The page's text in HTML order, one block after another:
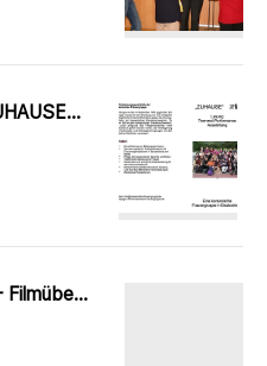
Einladung zur Lesung von "ZUHAUSE" am 28.09.2007
Asian Women's Filmfestival - Filmübersicht